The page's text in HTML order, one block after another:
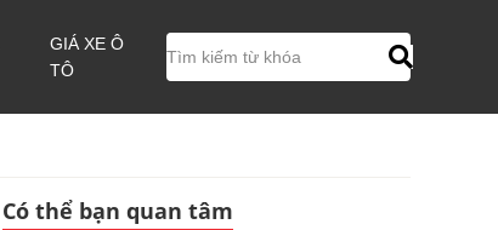
GIÁ XE Ô
TÔ
Có thể bạn quan tâm